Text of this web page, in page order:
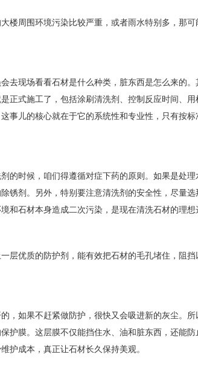
楼周围环境污染比较严重，或者雨水特别多，那
去现场看看石材是什么种类，脏东西是怎么来的
正式施工了，包括涂刷清洗剂、控制反应时间、
事儿的核心就在于它的系统性和专业性，只有按
的时候，咱们得遵循对症下药的原则。如果是处
锈剂。另外，特别要注意清洗剂的安全性，尽量
石材本身造成二次污染，是现在清洗石材的理想
层优质的防护剂，能有效把石材的毛孔堵住，阻
，如果不赶紧做防护，很快又会吸进新的灰尘。
护膜。这层膜不仅能挡住水、油和脏东西，还能
护成本，真正让石材长久保持美观。